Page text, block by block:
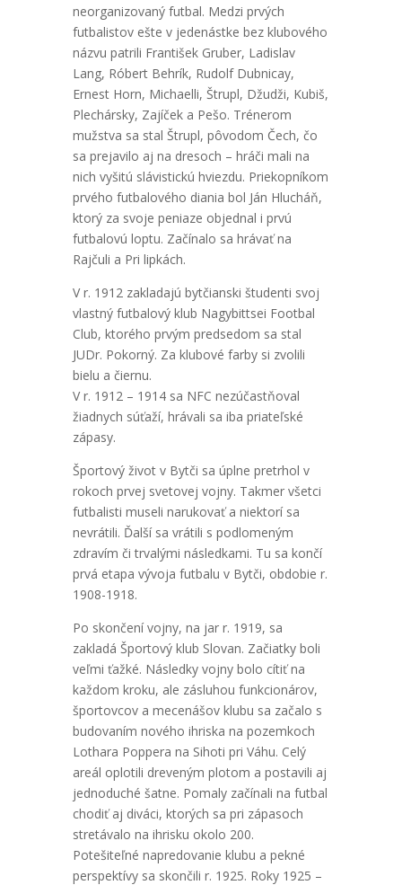
neorganizovaný futbal. Medzi prvých
futbalistov ešte v jedenástke bez klubového
názvu patrili František Gruber, Ladislav
Lang, Róbert Behrík, Rudolf Dubnicay,
Ernest Horn, Michaelli, Štrupl, Džudži, Kubiš,
Plechársky, Zajíček a Pešo. Trénerom
mužstva sa stal Štrupl, pôvodom Čech, čo
sa prejavilo aj na dresoch – hráči mali na
nich vyšitú slávistickú hviezdu. Priekopníkom
prvého futbalového diania bol Ján Hlucháň,
ktorý za svoje peniaze objednal i prvú
futbalovú loptu. Začínalo sa hrávať na
Rajčuli a Pri lipkách.
V r. 1912 zakladajú bytčianski študenti svoj
vlastný futbalový klub Nagybittsei Footbal
Club, ktorého prvým predsedom sa stal
JUDr. Pokorný. Za klubové farby si zvolili
bielu a čiernu.
V r. 1912 – 1914 sa NFC nezúčastňoval
žiadnych súťaží, hrávali sa iba priateľské
zápasy.
Športový život v Bytči sa úplne pretrhol v
rokoch prvej svetovej vojny. Takmer všetci
futbalisti museli narukovať a niektorí sa
nevrátili. Ďalší sa vrátili s podlomeným
zdravím či trvalými následkami. Tu sa končí
prvá etapa vývoja futbalu v Bytči, obdobie r.
1908-1918.
Po skončení vojny, na jar r. 1919, sa
zakladá Športový klub Slovan. Začiatky boli
veľmi ťažké. Následky vojny bolo cítiť na
každom kroku, ale zásluhou funkcionárov,
športovcov a mecenášov klubu sa začalo s
budovaním nového ihriska na pozemkoch
Lothara Poppera na Sihoti pri Váhu. Celý
areál oplotili dreveným plotom a postavili aj
jednoduché šatne. Pomaly začínali na futbal
chodiť aj diváci, ktorých sa pri zápasoch
stretávalo na ihrisku okolo 200.
Potešiteľné napredovanie klubu a pekné
perspektívy sa skončili r. 1925. Roky 1925 –